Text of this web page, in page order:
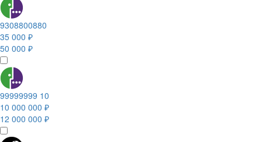
9308800880
35 000 ₽
50 000 ₽
99999999 10
10 000 000 ₽
12 000 000 ₽